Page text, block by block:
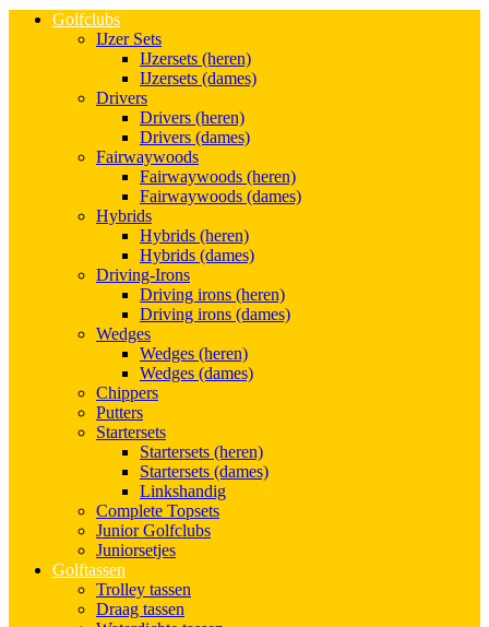
Golfclubs
IJzer Sets
IJzersets (heren)
IJzersets (dames)
Drivers
Drivers (heren)
Drivers (dames)
Fairwaywoods
Fairwaywoods (heren)
Fairwaywoods (dames)
Hybrids
Hybrids (heren)
Hybrids (dames)
Driving-Irons
Driving irons (heren)
Driving irons (dames)
Wedges
Wedges (heren)
Wedges (dames)
Chippers
Putters
Startersets
Startersets (heren)
Startersets (dames)
Linkshandig
Complete Topsets
Junior Golfclubs
Juniorsetjes
Golftassen
Trolley tassen
Draag tassen